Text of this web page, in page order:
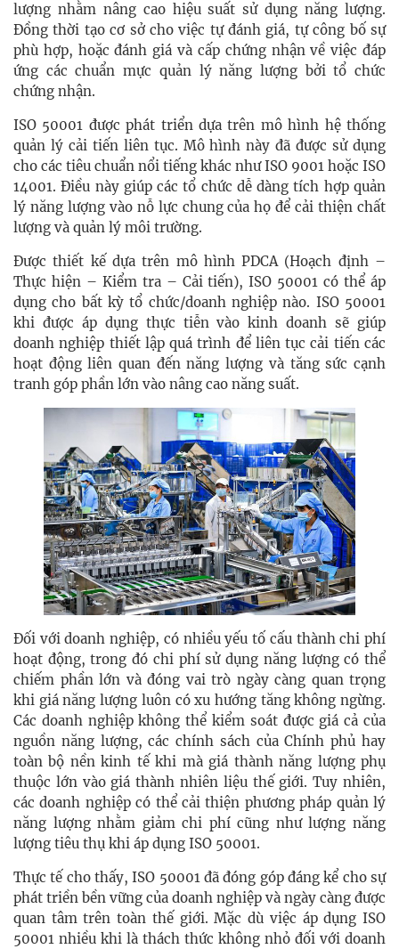
lượng nhằm nâng cao hiệu suất sử dụng năng lượng.
Đồng thời tạo cơ sở cho việc tự đánh giá, tự công bố sự
phù hợp, hoặc đánh giá và cấp chứng nhận về việc đáp
ứng các chuẩn mực quản lý năng lượng bởi tổ chức
chứng nhận.
ISO 50001 được phát triển dựa trên mô hình hệ thống
quản lý cải tiến liên tục. Mô hình này đã được sử dụng
cho các tiêu chuẩn nổi tiếng khác như ISO 9001 hoặc ISO
14001. Điều này giúp các tổ chức dễ dàng tích hợp quản
lý năng lượng vào nỗ lực chung của họ để cải thiện chất
lượng và quản lý môi trường.
Được thiết kế dựa trên mô hình PDCA (Hoạch định –
Thực hiện – Kiểm tra – Cải tiến), ISO 50001 có thể áp
dụng cho bất kỳ tổ chức/doanh nghiệp nào. ISO 50001
khi được áp dụng thực tiễn vào kinh doanh sẽ giúp
doanh nghiệp thiết lập quá trình để liên tục cải tiến các
hoạt động liên quan đến năng lượng và tăng sức cạnh
tranh góp phần lớn vào nâng cao năng suất.
Đối với doanh nghiệp, có nhiều yếu tố cấu thành chi phí
hoạt động, trong đó chi phí sử dụng năng lượng có thể
chiếm phần lớn và đóng vai trò ngày càng quan trọng
khi giá năng lượng luôn có xu hướng tăng không ngừng.
Các doanh nghiệp không thể kiểm soát được giá cả của
nguồn năng lượng, các chính sách của Chính phủ hay
toàn bộ nền kinh tế khi mà giá thành năng lượng phụ
thuộc lớn vào giá thành nhiên liệu thế giới. Tuy nhiên,
các doanh nghiệp có thể cải thiện phương pháp quản lý
năng lượng nhằm giảm chi phí cũng như lượng năng
lượng tiêu thụ khi áp dụng ISO 50001.
Thực tế cho thấy, ISO 50001 đã đóng góp đáng kể cho sự
phát triền bền vững của doanh nghiệp và ngày càng được
quan tâm trên toàn thế giới. Mặc dù việc áp dụng ISO
50001 nhiều khi là thách thức không nhỏ đối với doanh